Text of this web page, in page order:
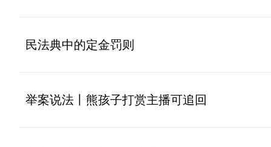
民法典中的定金罚则
举案说法丨熊孩子打赏主播可追回